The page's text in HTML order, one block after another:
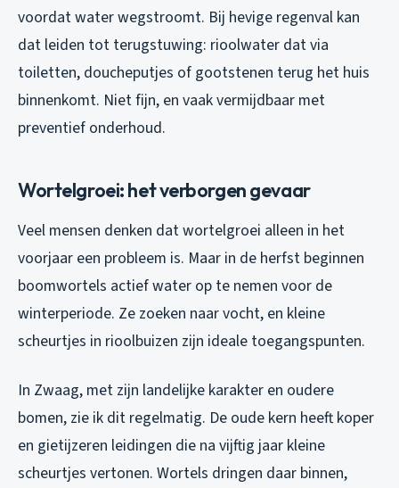
voordat water wegstroomt. Bij hevige regenval kan
dat leiden tot terugstuwing: rioolwater dat via
toiletten, doucheputjes of gootstenen terug het huis
binnenkomt. Niet fijn, en vaak vermijdbaar met
preventief onderhoud.
Wortelgroei: het verborgen gevaar
Veel mensen denken dat wortelgroei alleen in het
voorjaar een probleem is. Maar in de herfst beginnen
boomwortels actief water op te nemen voor de
winterperiode. Ze zoeken naar vocht, en kleine
scheurtjes in rioolbuizen zijn ideale toegangspunten.
In Zwaag, met zijn landelijke karakter en oudere
bomen, zie ik dit regelmatig. De oude kern heeft koper
en gietijzeren leidingen die na vijftig jaar kleine
scheurtjes vertonen. Wortels dringen daar binnen,